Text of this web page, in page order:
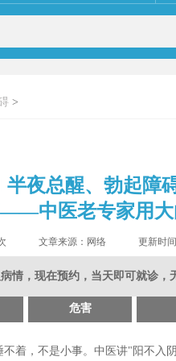
>
半夜总醒、勃起障
中医老专家用大
文章来源：网络 更新时
情，现在预约，当天即可就诊，
危害
着，不是小事。中医讲"阳不入